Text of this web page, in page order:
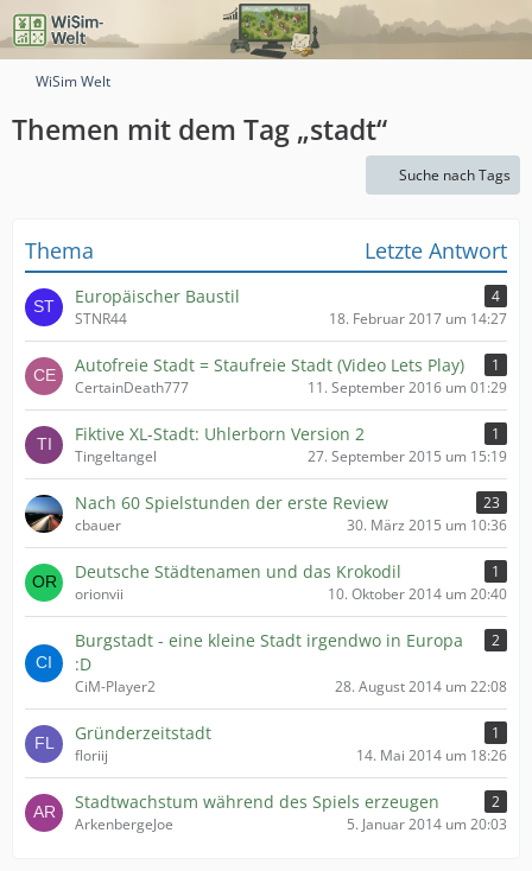
WiSim Welt
Themen mit dem Tag „stadt“
Suche nach Tags
Thema Letzte Antwort
Europäischer Baustil
4
STNR44
18. Februar 2017 um 14:27
Autofreie Stadt = Staufreie Stadt (Video Lets Play)
1
CertainDeath777
11. September 2016 um 01:29
Fiktive XL-Stadt: Uhlerborn Version 2
1
Tingeltangel
27. September 2015 um 15:19
Nach 60 Spielstunden der erste Review
23
cbauer
30. März 2015 um 10:36
Deutsche Städtenamen und das Krokodil
1
orionvii
10. Oktober 2014 um 20:40
Burgstadt - eine kleine Stadt irgendwo in Europa
:D
2
CiM-Player2 28. August 2014 um 22:08
Gründerzeitstadt
1
floriij
14. Mai 2014 um 18:26
Stadtwachstum während des Spiels erzeugen
2
ArkenbergeJoe
5. Januar 2014 um 20:03